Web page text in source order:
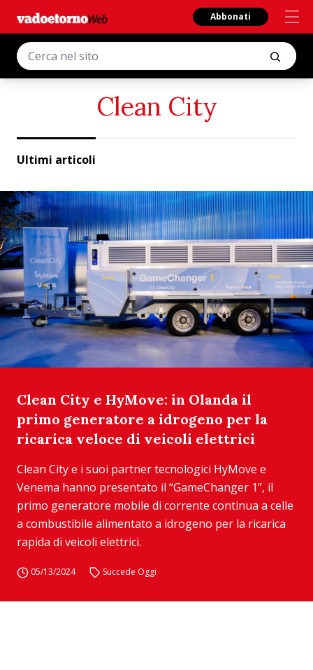
Abbonati
Clean City
Ultimi articoli
Clean City e HyMove: in Olanda il
primo generatore a idrogeno per la
ricarica veloce di veicoli elettrici
Clean City e i suoi partner tecnologici HyMove e
Venema hanno presentato il “GameChanger 1”, il
primo generatore mobile di corrente continua a celle
a combustibile alimentato a idrogeno per la ricarica
rapida di veicoli elettrici.
05/13/2024 Succede Oggi